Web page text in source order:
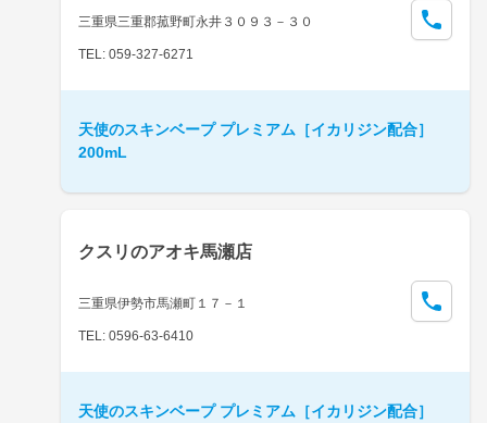
三重県三重郡菰野町永井３０９３－３０
TEL: 059-327-6271
天使のスキンベープ プレミアム［イカリジン配合］
200mL
クスリのアオキ馬瀬店
三重県伊勢市馬瀬町１７－１
TEL: 0596-63-6410
天使のスキンベープ プレミアム［イカリジン配合］